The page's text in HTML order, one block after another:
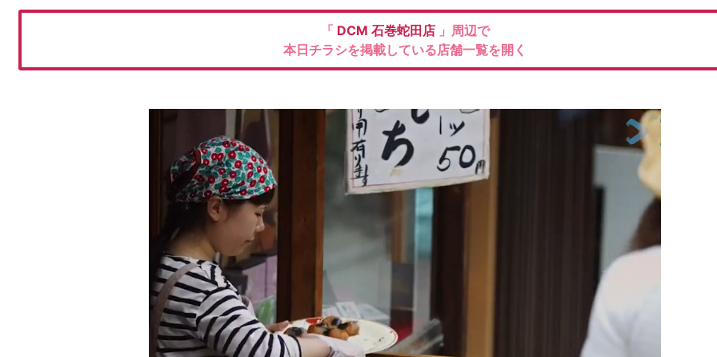
「 DCM 石巻蛇田店 」周辺で
本日チラシを掲載している店舗一覧を開く